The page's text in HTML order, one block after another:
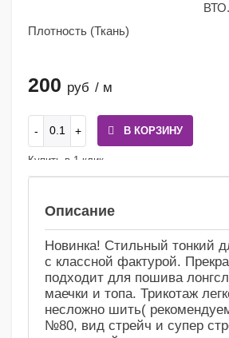
Плотность (Ткань)
200 руб / м
В КОРЗИНУ
Купить в 1 клик
Описание
Новинка! Стильный тонкий
с классной фактурой.
подходит для пошива
маечки и топа. Трикотаж
несложно шить(
№80, вид стрейч и супер